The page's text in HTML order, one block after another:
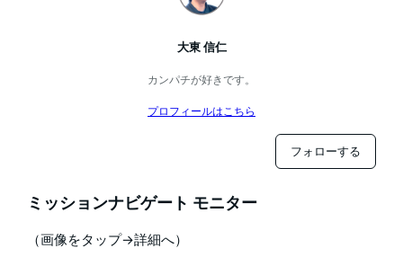
大東 信仁
カンパチが好きです。
プロフィールはこちら
フォローする
ミッションナビゲート モニター
（画像をタップ→詳細へ）